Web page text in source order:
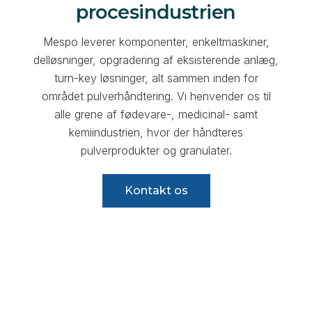
procesindustrien
Mespo leverer komponenter, enkeltmaskiner,
delløsninger, opgradering af eksisterende anlæg,
turn-key løsninger, alt sammen inden for
området pulverhåndtering. Vi henvender os til
alle grene af fødevare-, medicinal- samt
kemiindustrien, hvor der håndteres
pulverprodukter og granulater.
Kontakt os